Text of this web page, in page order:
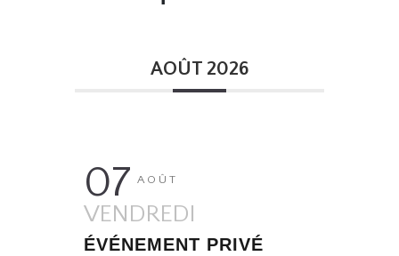
AOÛT 2026
07 AOÛT
VENDREDI
ÉVÉNEMENT PRIVÉ